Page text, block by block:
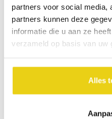
partners voor social media,
partners kunnen deze
informatie die u aan ze
verzameld op basis van uw
Alles